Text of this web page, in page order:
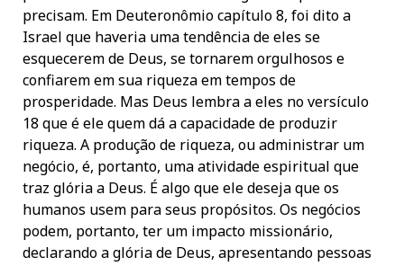
precisam. Em Deuteronômio capítulo 8, foi dito a
Israel que haveria uma tendência de eles se
esquecerem de Deus, se tornarem orgulhosos e
confiarem em sua riqueza em tempos de
prosperidade. Mas Deus lembra a eles no versículo
18 que é ele quem dá a capacidade de produzir
riqueza. A produção de riqueza, ou administrar um
negócio, é, portanto, uma atividade espiritual que
traz glória a Deus. É algo que ele deseja que os
humanos usem para seus propósitos. Os negócios
podem, portanto, ter um impacto missionário,
declarando a glória de Deus, apresentando pessoas